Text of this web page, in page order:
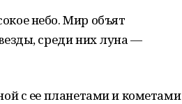
небо. Мир объят
среди них луна —
с ее планетами и кометами